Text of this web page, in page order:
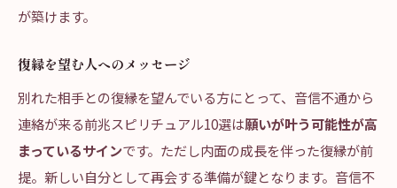
が築けます。
復縁を望む人へのメッセージ
別れた相手との復縁を望んでいる方にとって、音信不通から
連絡が来る前兆スピリチュアル10選は願いが叶う可能性が高
まっているサインです。ただし内面の成長を伴った復縁が前
提。新しい自分として再会する準備が鍵となります。音信不